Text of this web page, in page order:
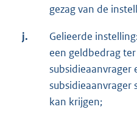
gezag van de
j.
Gelieerde
een geldbedrag
subsidieaanvrager
subsidieaanvrager
kan krijgen;